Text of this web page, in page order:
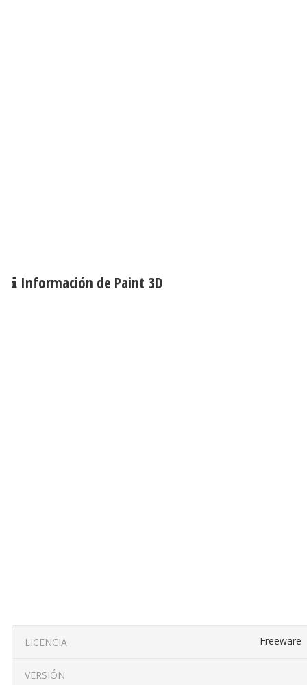
Información de Paint 3D
LICENCIA Freeware
VERSIÓN